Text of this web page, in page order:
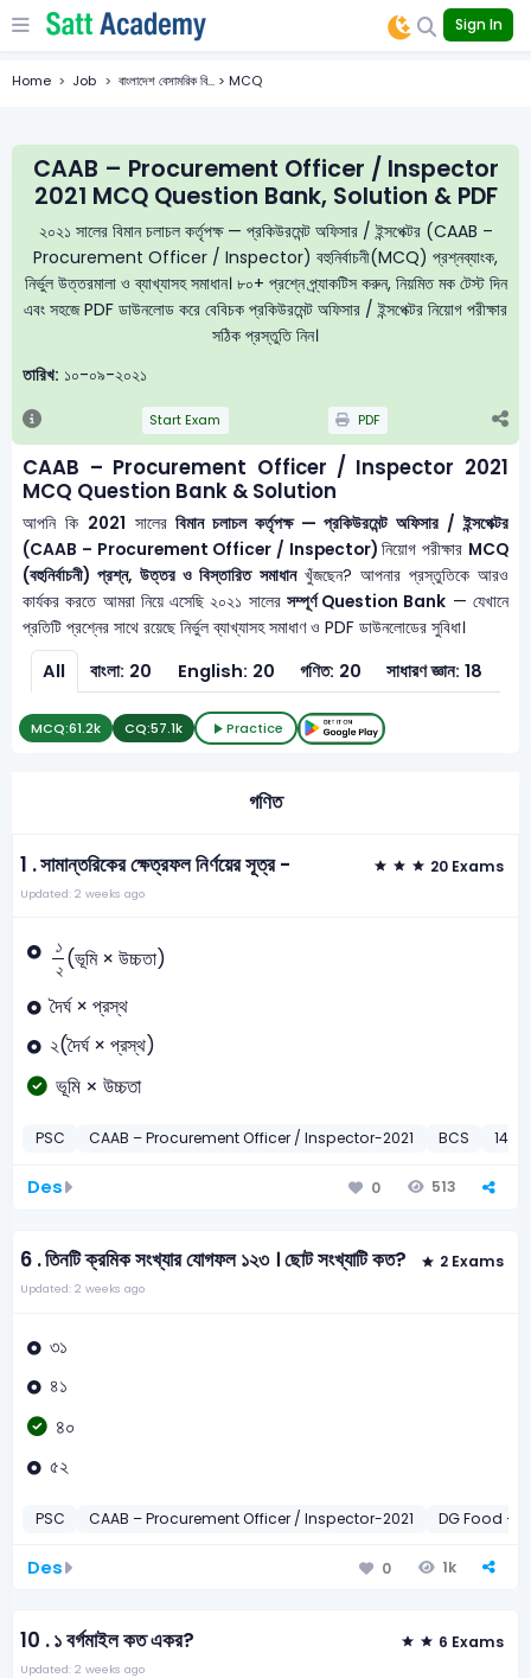
Sign In
Home Job বাংলাদেশ বেসামরিক বি... > MCQ
CAAB – Procurement Officer / Inspector
2021 MCQ Question Bank, Solution & PDF
২০২১ সালের বিমান চলাচল কর্তৃপক্ষ — প্রকিউরমেন্ট অফিসার / ইন্সপেক্টর (CAAB –
Procurement Officer / Inspector) বহুনির্বাচনী(MCQ) প্রশ্নব্যাংক,
নির্ভুল উত্তরমালা ও ব্যাখ্যাসহ সমাধান। ৮০+ প্রশ্নে প্র্যাকটিস করুন, নিয়মিত মক টেস্ট দিন
এবং সহজে PDF ডাউনলোড করে বেবিচক প্রকিউরমেন্ট অফিসার / ইন্সপেক্টর নিয়োগ পরীক্ষার
সঠিক প্রস্তুতি নিন।
তারিখ: ১০-০৯-২০২১
Start Exam PDF
CAAB – Procurement Officer / Inspector 2021
MCQ Question Bank & Solution
আপনি কি 2021 সালেরবিমান চলাচল কর্তৃপক্ষ — প্রকিউরমেন্ট অফিসার / ইন্সপেক্টর
(CAAB – Procurement Officer / Inspector)নিয়োগ পরীক্ষার MCQ
(বহুনির্বাচনী) প্রশ্ন, উত্তর ও বিস্তারিত সমাধানখুঁজছেন? আপনার প্রস্তুতিকে আরও
কার্যকর করতে আমরা নিয়ে এসেছি ২০২১ সালের সম্পূর্ণ Question Bank — যেখানে
প্রতিটি প্রশ্নের সাথে রয়েছে নির্ভুল ব্যাখ্যাসহ সমাধাণ ও PDF ডাউনলোডের সুবিধা।
All বাংলা: 20 English: 20 গণিত: 20 সাধারণ জ্ঞান: 18
MCQ:61.2k CQ:57.1k Practice
গণিত
1 .সামান্তরিকের ক্ষেত্রফল নির্ণয়ের সূত্র - 20 Exams
Updated: 2 weeks ago
১
২
১২
(ভূমি × উচ্চতা)
দৈর্ঘ × প্রস্থ
২(দৈর্ঘ × প্রস্থ)
ভূমি × উচ্চতা
PSC CAAB – Procurement Officer / Inspector-2021 BCS 14th
Des 0 513
6 .তিনটি ক্রমিক সংখ্যার যোগফল ১২৩ । ছোট সংখ্যাটি কত? 2 Exams
Updated: 2 weeks ago
৩১
৪১
৪০
৫২
PSC CAAB – Procurement Officer / Inspector-2021 DG Food –
Des 0 1k
10 .১ বর্গমাইল কত একর? 6 Exams
Updated: 2 weeks ago